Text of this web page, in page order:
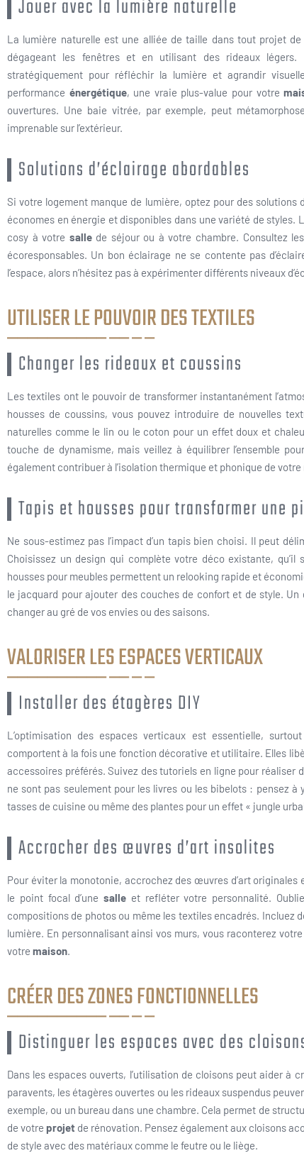
Jouer avec la lumière naturelle
La lumière naturelle est une alliée de taille dans tout projet
dégageant les fenêtres et en utilisant des rideaux
stratégiquement pour réfléchir la lumière et agrandir
performance énergétique, une vraie plus-value pour votre
ouvertures. Une baie vitrée, par exemple, peut
imprenable sur l’extérieur.
Solutions d’éclairage abordables
Si votre logement manque de lumière, optez pour des solutions
économes en énergie et disponibles dans une variété de
cosy à votre sallede séjour ou à votre chambre. Consultez
écoresponsables. Un bon éclairage ne se contente pas
l’espace, alors n’hésitez pas à expérimenter différents niveaux
UTILISER LE POUVOIR DES TEXTILES
Changer les rideaux et coussins
Les textiles ont le pouvoir de transformer instantanément
housses de coussins, vous pouvez introduire de nouvelles
naturelles comme le lin ou le coton pour un effet doux et
touche de dynamisme, mais veillez à équilibrer l’ensemble
également contribuer à l’isolation thermique et phonique de
Tapis et housses pour transformer une
Ne sous-estimez pas l’impact d’un tapis bien choisi. Il peut
Choisissez un design qui complète votre déco existante, qu’il
housses pour meubles permettent un relooking rapide et
le jacquard pour ajouter des couches de confort et de style.
changer au gré de vos envies ou des saisons.
VALORISER LES ESPACES VERTICAUX
Installer des étagères DIY
L’optimisation des espaces verticaux est essentielle,
comportent à la fois une fonction décorative et utilitaire. Elles
accessoires préférés. Suivez des tutoriels en ligne pour réaliser
ne sont pas seulement pour les livres ou les bibelots : pensez
tasses de cuisine ou même des plantes pour un effet « jungle
Accrocher des œuvres d’art insolites
Pour éviter la monotonie, accrochez des œuvres d’art
le point focal d’unesalle et refléter votre personnalité.
compositions de photos ou même les textiles encadrés. Incluez
lumière. En personnalisant ainsi vos murs, vous raconterez
votre maison.
CRÉER DES ZONES FONCTIONNELLES
Distinguer les espaces avec des
Dans les espaces ouverts, l’utilisation de cloisons peut aider à
paravents, les étagères ouvertes ou les rideaux suspendus
exemple, ou un bureau dans une chambre. Cela permet de
de votreprojet de rénovation. Pensez également aux cloisons
de style avec des matériaux comme le feutre ou le liège.